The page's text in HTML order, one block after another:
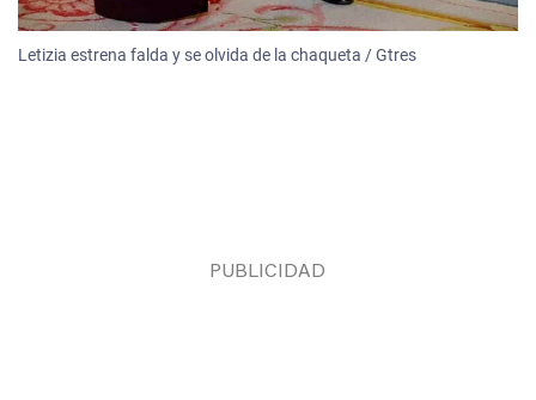
Letizia estrena falda y se olvida de la chaqueta / Gtres